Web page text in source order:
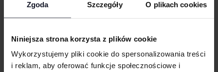
Zgoda Szczegóły O plikach cookies
Niniejsza strona korzysta z plików cookie
Wykorzystujemy pliki cookie do spersonalizowania treści
i reklam, aby oferować funkcje społecznościowe i
Dwuwarstwowy dekolt z tego samego materiału w kontrastowym
kolorze
Odrywana metka
GRAMATURA I SKŁAD
UWAGI